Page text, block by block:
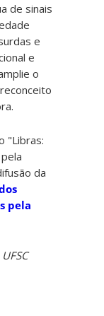
de sinais
e
e
o
"Libras:
da
pela